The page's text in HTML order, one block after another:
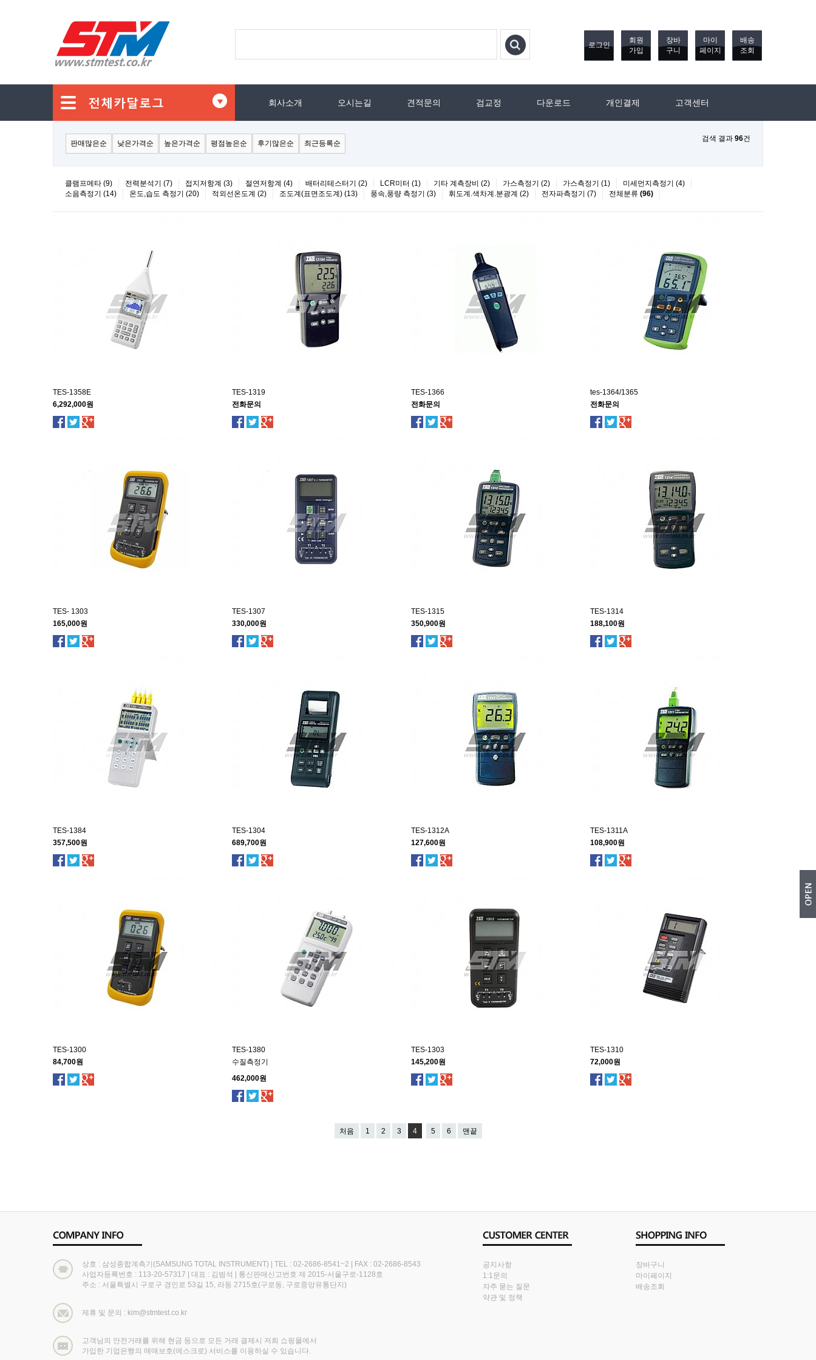
로그인
회원
가입
장바
구니
마이
페이지
배송
조회
회사소개 오시는길 견적문의 검교정 다운로드 개인결제 고객센터
판매많은순 낮은가격순 높은가격순 평점높은순 후기많은순 최근등록순
검색 결과 96건
클램프메타 (9) 전력분석기 (7) 접지저항계 (3) 절연저항계 (4) 배터리테스터기 (2) LCR미터 (1) 기타 계측장비 (2) 가스측정기 (2) 가스측정기 (1)
미세먼지측정기 (4)
소음측정기 (14)
온도,습도 측정기 (20) 적외선온도계 (2) 조도계(표면조도계) (13) 풍속,풍량 측정기 (3) 휘도계.색차계.분광계 (2) 전자파측정기 (7) 전체분류 (96)
TES-1358E
6,292,000원
TES-1319
전화문의
TES-1366
전화문의
tes-1364/1365
전화문의
TES- 1303
165,000원
TES-1307
330,000원
TES-1315
350,900원
TES-1314
188,100원
TES-1384
357,500원
TES-1304
689,700원
TES-1312A
127,600원
TES-1311A
108,900원
TES-1300
84,700원
TES-1380
수질측정기
462,000원
TES-1303
145,200원
TES-1310
72,000원
처음 1 2 3 4 5 6 맨끝
상호 : 삼성종합계측기(SAMSUNG TOTAL INSTRUMENT) | TEL : 02-2686-8541~2 | FAX : 02-2686-8543
사업자등록번호 : 113-20-57317 | 대표 : 김범석 | 통신판매신고번호 제 2015-서울구로-1128호
주소 : 서울특별시 구로구 경인로 53길 15, 라동 2715호(구로동, 구로중앙유통단지)
제휴 및 문의 : kim@stmtest.co.kr
고객님의 안전거래를 위해 현금 등으로 모든 거래 결제시 저희 쇼핑몰에서
가입한 기업은행의 매매보호(에스크로) 서비스를 이용하실 수 있습니다.
공지사항
1:1문의
자주 묻는 질문
약관 및 정책
장바구니
마이페이지
배송조회